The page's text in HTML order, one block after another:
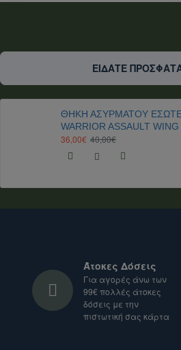
Το κόστος αποστολής
Είμαστε στη διάθεσή σας
ΕΊΔΑΤΕ
ΘΗΚΗ ΑΣΥΡΜΑΤΟΥ
WARRIOR ASSAULT WING
36,00€ 40,00€
Άτοκες Δόσεις
Για αγορές άνω των
99€ πολλές άτοκες
δόσεις με την
πιστωτική σας κάρτα